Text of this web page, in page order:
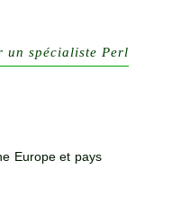
un spécialiste Perl
Europe et pays